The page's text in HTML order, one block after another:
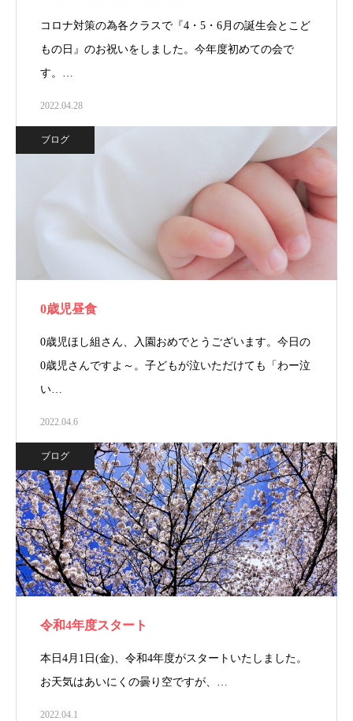
コロナ対策の為各クラスで『4・5・6月の誕生会とこど
もの日』のお祝いをしました。今年度初めての会で
す。…
2022.04.28
ブログ
0歳児昼食
0歳児ほし組さん、入園おめでとうございます。今日の
0歳児さんですよ～。子どもが泣いただけても「わー泣
い…
2022.04.6
ブログ
令和4年度スタート
本日4月1日(金)、令和4年度がスタートいたしました。
お天気はあいにくの曇り空ですが、…
2022.04.1